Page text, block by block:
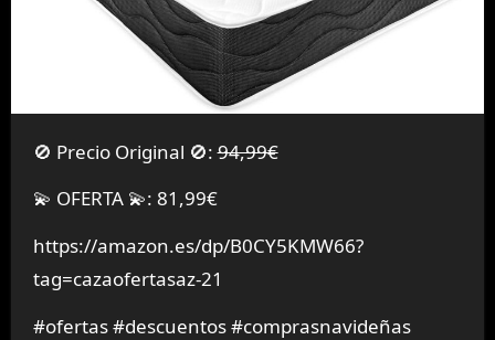
🚫 Precio Original 🚫:94,99€
💫 OFERTA 💫: 81,99€
https://amazon.es/dp/B0CY5KMW66?
tag=cazaofertasaz-21
#ofertas #descuentos #comprasnavideñas